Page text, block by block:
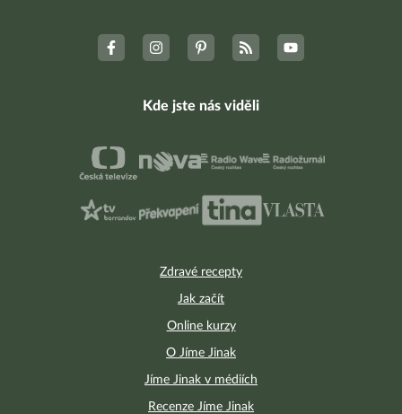
Zdravé recepty
Jak začít
Online kurzy
O Jíme Jinak
Jíme Jinak v médiích
Recenze Jíme Jinak
Kde jste nás viděli